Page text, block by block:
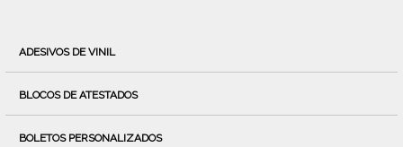
ADESIVOS DE VINIL
BLOCOS DE ATESTADOS
BOLETOS PERSONALIZADOS